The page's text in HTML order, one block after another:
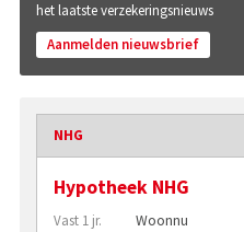
het laatste verzekeringsnieuws
Aanmelden nieuwsbrief
NHG
Hypotheek NHG
Vast 1 jr. Woonnu